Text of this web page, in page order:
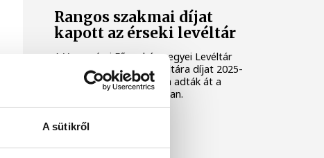
A sütikről
Rangos szakmai díjat
kapott az érseki levéltár
A Veszprémi Főegyházmegyei Levéltár
kapta az Év Egyházi Levéltára díjat 2025-
ben. Az elismerést hétfőn adták át a
veszprémi érseki palotában.
HÚSVÉT